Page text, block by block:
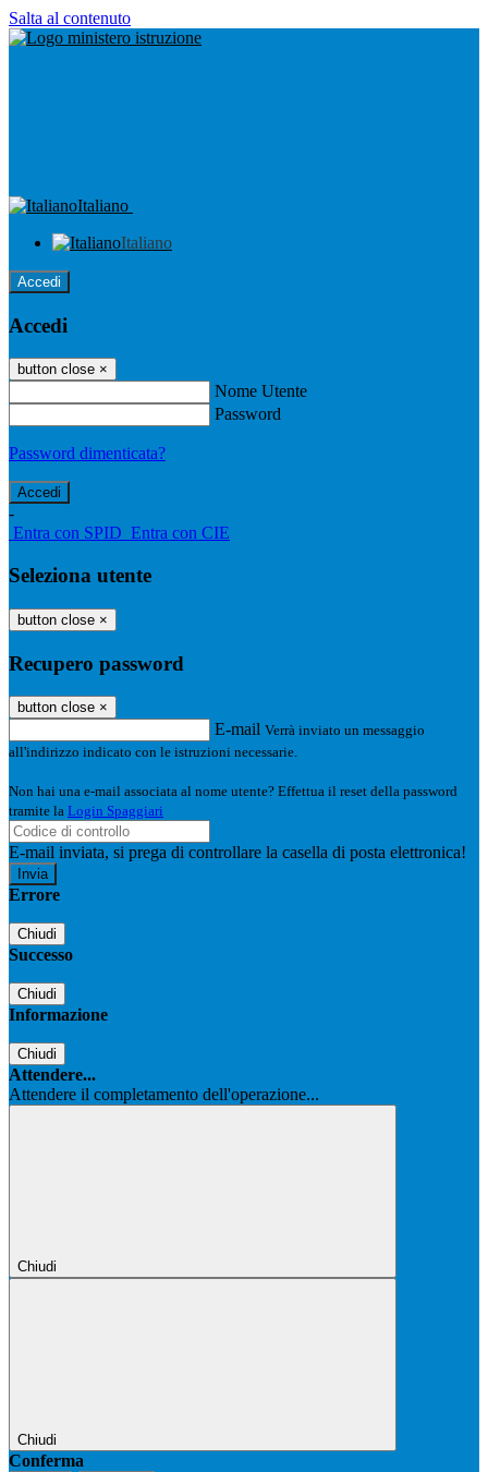
Salta al contenuto
Italiano
Italiano
Accedi
Accedi
button close ×
Nome Utente
Password
Password dimenticata?
-
Entra con SPID Entra con CIE
Seleziona utente
button close ×
Recupero password
button close ×
E-mail Verrà inviato un messaggio
all'indirizzo indicato con le istruzioni necessarie.
Non hai una e-mail associata al nome utente? Effettua il reset della password
tramite la Login Spaggiari
E-mail inviata, si prega di controllare la casella di posta elettronica!
Errore
Chiudi
Successo
Chiudi
Informazione
Chiudi
Attendere...
Attendere il completamento dell'operazione...
Chiudi
Chiudi
Conferma